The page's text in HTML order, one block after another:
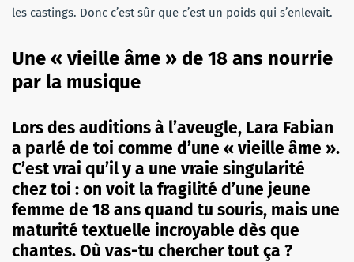
les castings. Donc c’est sûr que c’est un poids qui s’enlevait.
Une « vieille âme » de 18 ans nourrie
par la musique
Lors des auditions à l’aveugle, Lara Fabian
a parlé de toi comme d’une « vieille âme ».
C’est vrai qu’il y a une vraie singularité
chez toi : on voit la fragilité d’une jeune
femme de 18 ans quand tu souris, mais une
maturité textuelle incroyable dès que
chantes. Où vas-tu chercher tout ça ?